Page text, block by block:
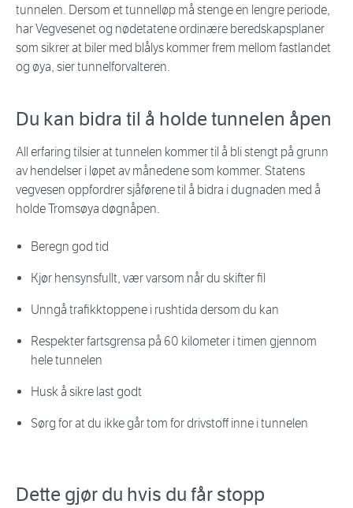
tunnelen. Dersom et tunnelløp må stenge en lengre periode,
har Vegvesenet og nødetatene ordinære beredskapsplaner
som sikrer at biler med blålys kommer frem mellom fastlandet
og øya, sier tunnelforvalteren.
Du kan bidra til å holde tunnelen åpen
All erfaring tilsier at tunnelen kommer til å bli stengt på grunn
av hendelser i løpet av månedene som kommer. Statens
vegvesen oppfordrer sjåførene til å bidra i dugnaden med å
holde Tromsøya døgnåpen.
Beregn god tid
Kjør hensynsfullt, vær varsom når du skifter fil
Unngå trafikktoppene i rushtida dersom du kan
Respekter fartsgrensa på 60 kilometer i timen gjennom
hele tunnelen
Husk å sikre last godt
Sørg for at du ikke går tom for drivstoff inne i tunnelen
Dette gjør du hvis du får stopp